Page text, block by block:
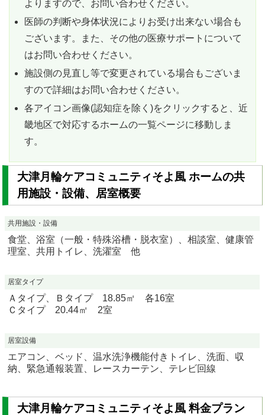
よりますので、お問い合わせください。
医師の判断や身体状況によりお受け出来ない場合も
ございます。また、その他の医療サポートについて
はお問い合わせください。
施設側の見直し等で変更されている場合もございま
すので詳細はお問い合わせください。
各アイコン画像(認知症を除く)をクリックすると、近
畿地区で対応するホームの一覧ページに移動しま
す。
大津月輪ケアコミュニティそよ風 ホームの共
用施設・設備、居室概要
共用施設・設備
食堂、浴室（一般・特殊浴槽・脱衣室）、相談室、健康管
理室、共用トイレ、洗濯室 他
居室タイプ
Ａタイプ、Ｂタイプ 18.85㎡ 各16室
Ｃタイプ 20.44㎡ 2室
居室設備
エアコン、ベッド、温水洗浄機能付きトイレ、洗面、収
納、緊急通報装置、レースカーテン、テレビ回線
大津月輪ケアコミュニティそよ風 料金プラン